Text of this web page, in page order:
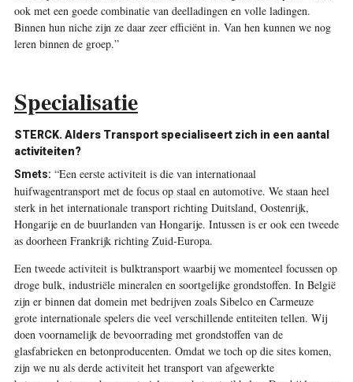
ook met een goede combinatie van deelladingen en volle ­ladingen.
Binnen hun niche zijn ze daar zeer efficiënt in. Van hen kunnen we nog
leren binnen de groep.”
Specialisatie
STERCK. Alders Transport specialiseert zich in een aantal
activiteiten?
Smets: “Een eerste activiteit is die van internationaal
huifwagentransport met de focus op staal en automotive. We staan heel
sterk in het internationale transport richting Duitsland, Oostenrijk,
Hongarije en de buurlanden van Hongarije. Intussen is er ook een tweede
as doorheen Frankrijk richting Zuid-Europa.
Een tweede activiteit is bulktransport waarbij we momenteel focussen op
droge bulk, industriële mineralen en soortgelijke grondstoffen. In België
zijn er binnen dat domein met bedrijven zoals Sibelco en Carmeuze
grote internationale spelers die veel verschillende entiteiten tellen. Wij
doen voornamelijk de bevoorrading met grondstoffen van de
glasfabrieken en betonproducenten. Omdat we toch op die sites komen,
zijn we nu als derde activiteit het transport van afgewerkte